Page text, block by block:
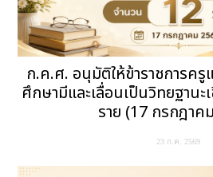
ก.ค.ศ. อนุมัติให้ข้าราชการครู
ศึกษามีและเลื่อนเป็นวิทยฐาน
ราย (17 กรกฎาค
23 ก.ค. 2569